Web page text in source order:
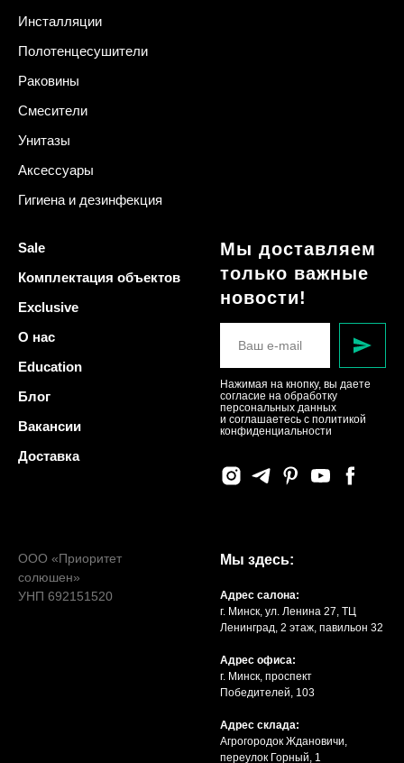
Инсталляции
Полотенцесушители
Раковины
Смесители
Унитазы
Аксессуары
Гигиена и дезинфекция
Sale
Комплектация объектов
Exclusive
О нас
Education
Блог
Вакансии
Доставка
Мы доставляем
только важные
новости!
Нажимая на кнопку, вы даете
согласие на обработку
персональных данных
и соглашаетесь c политикой
конфиденциальности
ООО «Приоритет
солюшен»
УНП 692151520
Мы здесь:
Адрес салона:
г. Минск, ул. Ленина 27, ТЦ
Ленинград, 2 этаж, павильон 32
Адрес офиса:
г. Минск, проспект
Победителей, 103
Адрес склада:
Агрогородок Ждановичи,
переулок Горный, 1